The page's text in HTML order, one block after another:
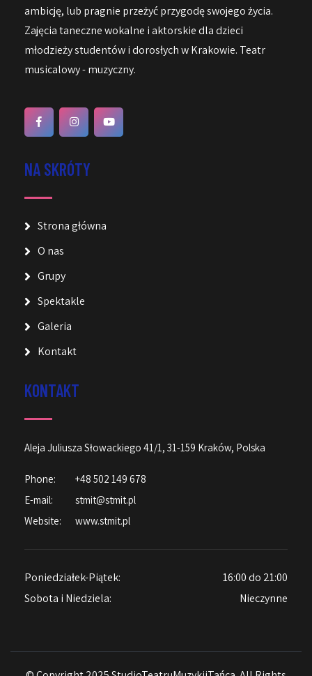
ambicję, lub pragnie przeżyć przygodę swojego życia.
Zajęcia taneczne wokalne i aktorskie dla dzieci
młodzieży studentów i dorosłych w Krakowie. Teatr
musicalowy - muzyczny.
NA SKRÓTY
Strona główna
O nas
Grupy
Spektakle
Galeria
Kontakt
KONTAKT
Aleja Juliusza Słowackiego 41/1, 31-159 Kraków, Polska
Phone:
+48 502 149 678
E-mail:
stmit@stmit.pl
Website:
www.stmit.pl
Poniedziałek-Piątek:
16:00 do 21:00
Sobota i Niedziela:
Nieczynne